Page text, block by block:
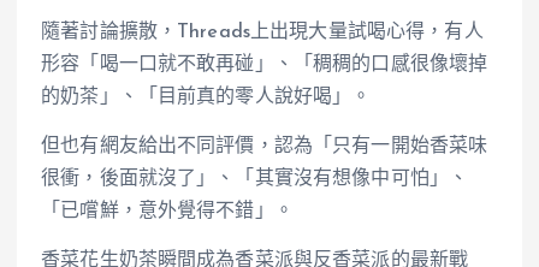
隨著討論擴散，Threads上出現大量試喝心得，有人
形容「喝一口就不敢再碰」、「稠稠的口感很像壞掉
的奶茶」、「目前真的零人說好喝」。
但也有網友給出不同評價，認為「只有一開始香菜味
很衝，後面就沒了」、「其實沒有想像中可怕」、
「已嚐鮮，意外覺得不錯」。
香菜花生奶茶瞬間成為香菜派與反香菜派的最新戰